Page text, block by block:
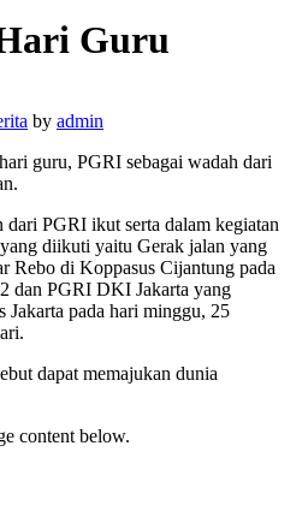
Guru
by admin
guru, PGRI sebagai wadah dari
PGRI ikut serta dalam kegiatan
diikuti yaitu Gerak jalan yang
Rebo di Koppasus Cijantung pada
dan PGRI DKI Jakarta yang
Jakarta pada hari minggu, 25
dapat memajukan dunia
content below.